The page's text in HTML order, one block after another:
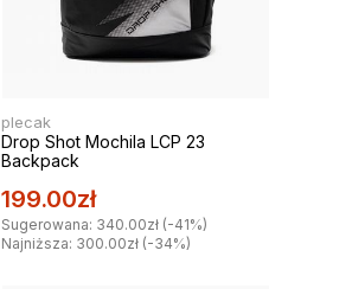
plecak
Drop Shot Mochila LCP 23
Backpack
199.00zł
Sugerowana: 340.00zł (-41%)
Najniższa: 300.00zł (-34%)